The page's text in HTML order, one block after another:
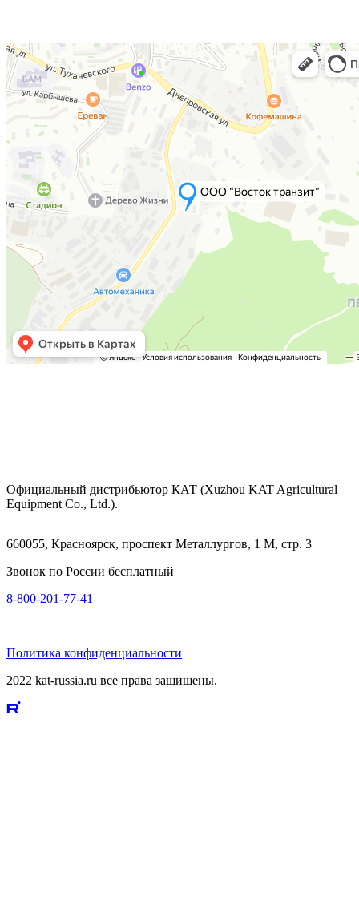
Официальный дистрибьютор КАТ (Xuzhou KAT Agricultural
Equipment Co., Ltd.).
660055, Красноярск, проспект Металлургов, 1 М, стр. 3
Звонок по России бесплатный
8-800-201-77-41
Политика конфиденциальности
2022 kat-russia.ru все права защищены.